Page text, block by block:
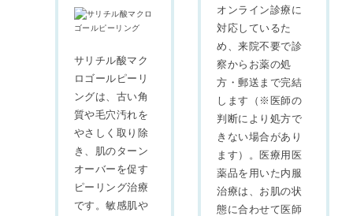
サリチル酸マク
ロゴールピーリ
ングは、古い角
質や毛穴汚れを
やさしく取り除
き、肌のターン
オーバーを促す
ピーリング治療
です。敏感肌や
オンライン診療に
対応しているた
め、来院不要で診
察からお薬の処
方・郵送まで完結
します（※医師の
判断により処方で
きない場合があり
ます）。医療用医
薬品を用いた内服
治療は、お肌の状
態に合わせて医師